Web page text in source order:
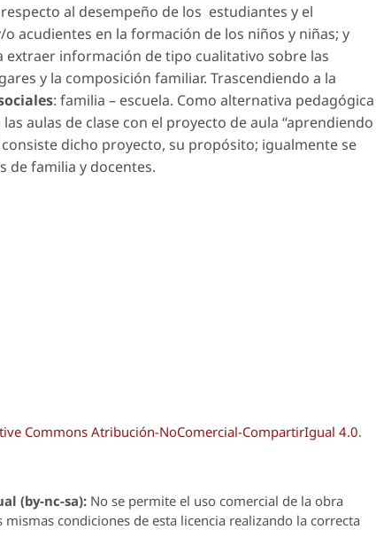
al desempeño de los estudiantes y el
acudientes en la formación de los niños y niñas; y
información de tipo cualitativo sobre las
y la composición familiar. Trascendiendo a la
: familia – escuela. Como alternativa pedagógica
aulas de clase con el proyecto de aula “aprendiendo
dicho proyecto, su propósito; igualmente se
de familia y docentes.
Commons Atribución-NoComercial-CompartirIgual 4.0.
(by-nc-sa): No se permite el uso comercial de la obra
condiciones de esta licencia realizando la correcta